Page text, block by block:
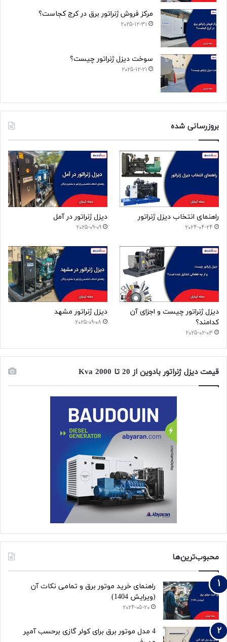
مرکز فروش ژنراتور برق در کرج کجاست؟
2025-12-31
سوخت دیزل ژنراتور چیست؟
2025-12-21
بروزرسانی شده
راهنمای انتخاب دیزل ژنراتور
2024-04-24
دیزل ژنراتور در آمل
2025-09-09
دیزل ژنراتور چیست و اجزای آن
کدامند؟
2025-02-03
دیزل ژنراتور مشهد
2025-09-08
قیمت دیزل ژنراتور بادوین از 20 تا 2000 Kva
محبوب‌ترین‌ها
راهنمای خرید موتور برق و تمامی نکات آن
(ویرایش 1404)
2024-05-20
4 مدل موتور برق برای کولر گازی برحسب آمپر